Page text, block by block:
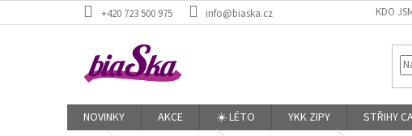
na
+420 723 500 975 info@biaska.cz KDO
NOVINKY AKCE ☀️ LÉTO YKK ZIPY STŘIHY